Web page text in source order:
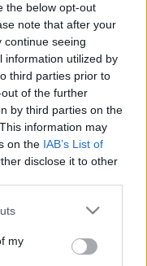
the below opt-out
note that after your
continue seeing
information utilized by
third parties prior to
of the further
by third parties on the
information may
on the IAB’s List of
disclose it to other
one or more Google
You may click to
third-party tags to
my
#stroke #rákbetegség